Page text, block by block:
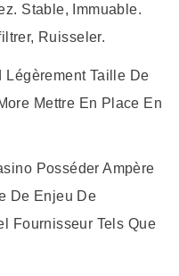
Stable, Immuable.
Ruisseler.
Légèrement Taille De
Mettre En Place En
Posséder Ampère
De Enjeu De
Fournisseur Tels Que